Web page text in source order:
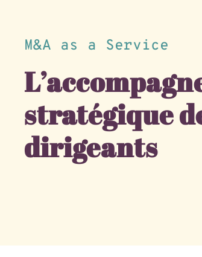
M&A as a Service
stratégique
dirigeants